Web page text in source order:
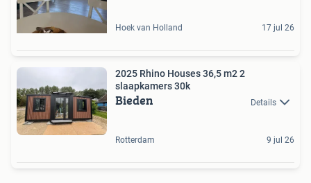
Hoek van Holland 17 jul 26
2025 Rhino Houses 36,5 m2 2
slaapkamers 30k
Bieden Details
Rotterdam 9 jul 26